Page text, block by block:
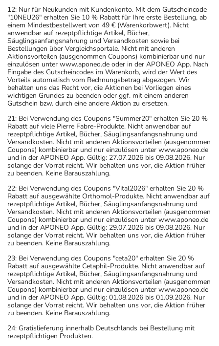
12: Nur für Neukunden mit Kundenkonto. Mit dem Gutscheincode
"10NEU26" erhalten Sie 10 % Rabatt für Ihre erste Bestellung, ab
einem Mindestbestellwert von 49 € (Warenkorbwert). Nicht
anwendbar auf rezeptpflichtige Artikel, Bücher,
Säuglingsanfangsnahrung und Versandkosten sowie bei
Bestellungen über Vergleichsportale. Nicht mit anderen
Aktionsvorteilen (ausgenommen Coupons) kombinierbar und nur
einzulösen unter www.aponeo.de oder in der APONEO App. Nach
Eingabe des Gutscheincodes im Warenkorb, wird der Wert des
Vorteils automatisch vom Rechnungsbetrag abgezogen. Wir
behalten uns das Recht vor, die Aktionen bei Vorliegen eines
wichtigen Grundes zu beenden oder ggf. mit einem anderen
Gutschein bzw. durch eine andere Aktion zu ersetzen.
21: Bei Verwendung des Coupons "Summer20" erhalten Sie 20 %
Rabatt auf viele Pierre Fabre-Produkte. Nicht anwendbar auf
rezeptpflichtige Artikel, Bücher, Säuglingsanfangsnahrung und
Versandkosten. Nicht mit anderen Aktionsvorteilen (ausgenommen
Coupons) kombinierbar und nur einzulösen unter www.aponeo.de
und in der APONEO App. Gültig: 27.07.2026 bis 09.08.2026. Nur
solange der Vorrat reicht. Wir behalten uns vor, die Aktion früher
zu beenden. Keine Barauszahlung.
22: Bei Verwendung des Coupons "Vital2026" erhalten Sie 20 %
Rabatt auf ausgewählte Orthomol-Produkte. Nicht anwendbar auf
rezeptpflichtige Artikel, Bücher, Säuglingsanfangsnahrung und
Versandkosten. Nicht mit anderen Aktionsvorteilen (ausgenommen
Coupons) kombinierbar und nur einzulösen unter www.aponeo.de
und in der APONEO App. Gültig: 29.07.2026 bis 09.08.2026. Nur
solange der Vorrat reicht. Wir behalten uns vor, die Aktion früher
zu beenden. Keine Barauszahlung.
23: Bei Verwendung des Coupons "ceta20" erhalten Sie 20 %
Rabatt auf ausgewählte Cetaphil-Produkte. Nicht anwendbar auf
rezeptpflichtige Artikel, Bücher, Säuglingsanfangsnahrung und
Versandkosten. Nicht mit anderen Aktionsvorteilen (ausgenommen
Coupons) kombinierbar und nur einzulösen unter www.aponeo.de
und in der APONEO App. Gültig: 01.08.2026 bis 01.09.2026. Nur
solange der Vorrat reicht. Wir behalten uns vor, die Aktion früher
zu beenden. Keine Barauszahlung.
24: Gratislieferung innerhalb Deutschlands bei Bestellung mit
rezeptpflichtigen Produkten.